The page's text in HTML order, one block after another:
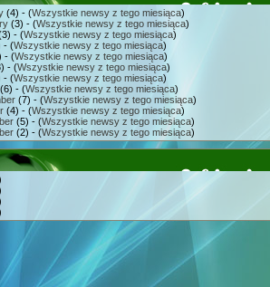
(4) - (Wszystkie newsy z tego miesiąca)
(3) - (Wszystkie newsy z tego miesiąca)
- (Wszystkie newsy z tego miesiąca)
- (Wszystkie newsy z tego miesiąca)
- (Wszystkie newsy z tego miesiąca)
- (Wszystkie newsy z tego miesiąca)
- (Wszystkie newsy z tego miesiąca)
(6) - (Wszystkie newsy z tego miesiąca)
(7) - (Wszystkie newsy z tego miesiąca)
(4) - (Wszystkie newsy z tego miesiąca)
(5) - (Wszystkie newsy z tego miesiąca)
(2) - (Wszystkie newsy z tego miesiąca)